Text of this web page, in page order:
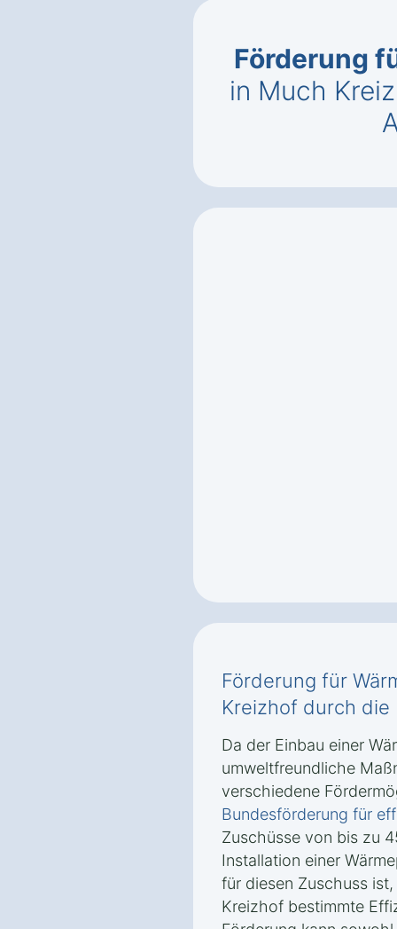
Förderung
in Much
Förderung für
Kreizhof durch die
Da der Einbau einer
umweltfreundliche
verschiedene
Bundesförderung für
Zuschüsse von bis zu
Installation einer
für diesen Zuschuss
Kreizhof bestimmte